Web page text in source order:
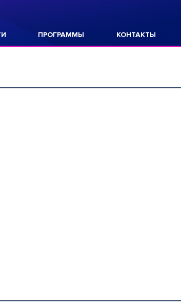
ПРОГРАММЫ КОНТАКТЫ